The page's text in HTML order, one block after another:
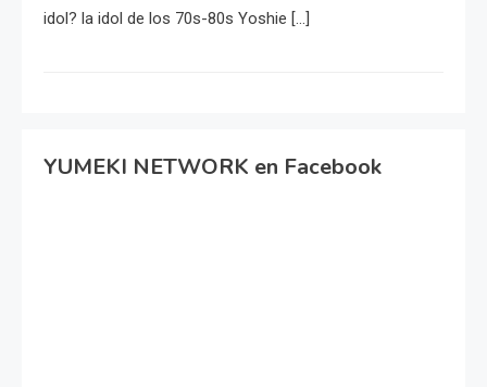
idol? la idol de los 70s-80s Yoshie […]
YUMEKI NETWORK en Facebook